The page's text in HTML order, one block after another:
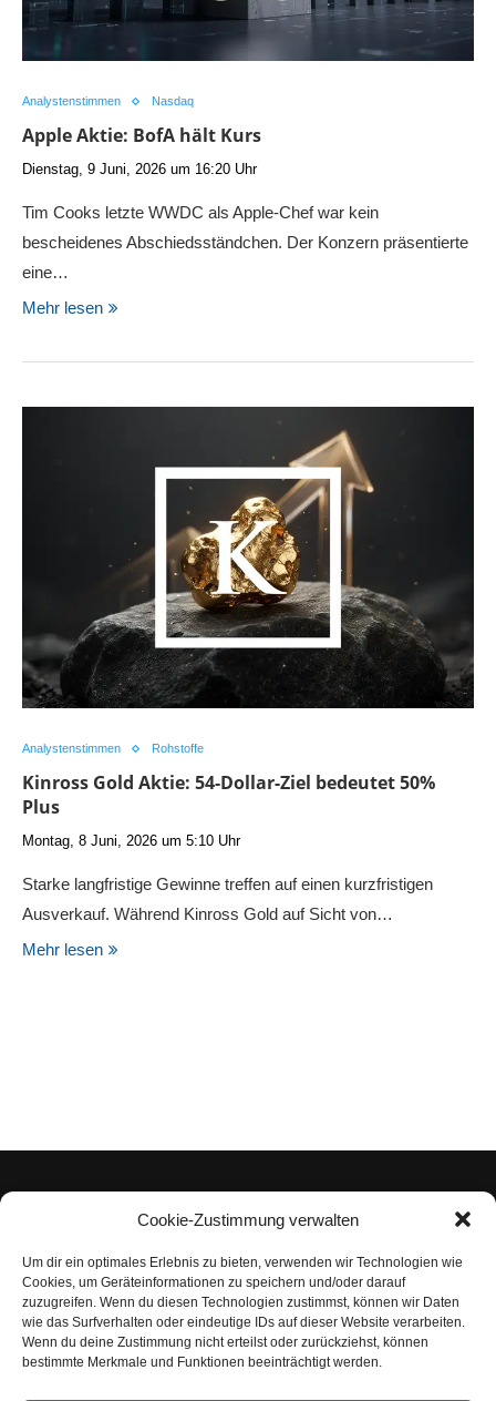
Cookie-Zustimmung verwalten
Um dir ein optimales Erlebnis zu bieten, verwenden wir Technologien wie
Cookies, um Geräteinformationen zu speichern und/oder darauf
zuzugreifen. Wenn du diesen Technologien zustimmst, können wir Daten
wie das Surfverhalten oder eindeutige IDs auf dieser Website verarbeiten.
Wenn du deine Zustimmung nicht erteilst oder zurückziehst, können
bestimmte Merkmale und Funktionen beeinträchtigt werden.
Analystenstimmen Nasdaq
Apple Aktie: BofA hält Kurs
Dienstag, 9 Juni, 2026 um 16:20 Uhr
Tim Cooks letzte WWDC als Apple-Chef war kein
bescheidenes Abschiedsständchen. Der Konzern präsentierte
eine…
Mehr lesen
Analystenstimmen Rohstoffe
Kinross Gold Aktie: 54-Dollar-Ziel bedeutet 50%
Plus
Montag, 8 Juni, 2026 um 5:10 Uhr
Starke langfristige Gewinne treffen auf einen kurzfristigen
Ausverkauf. Während Kinross Gold auf Sicht von…
Mehr lesen
Impressum
Datenschutzerklärung
Nutzungsbedingungen | Haftungsausschluss